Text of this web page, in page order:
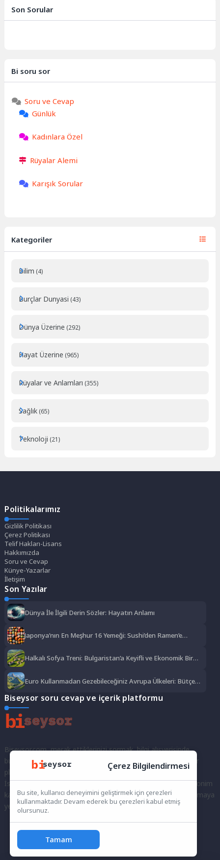
bir dille...
Son Sorular
Bi soru sor
Soru ve Cevap
Günlük
Kadınlara Özel
Rüyalar Alemi
Karışık Sorular
Kategoriler
Bilim (4)
Burçlar Dunyasi (43)
Dünya Üzerine (292)
Hayat Üzerine (965)
Rüyalar ve Anlamları (355)
Sağlık (65)
Teknoloji (21)
Politikalarımız
Gizlilik Politikası
Çerez Politikası
Telif Hakları-Lisans
Hakkımızda
Soru ve Cevap
Künye-Yazarlar
İletişim
Son Yazılar
Dünya İle İlgili Derin Sözler: Hayatın Anlamı
Japonya’nın En Meşhur 16 Yemeği: Sushi’den Ramen’e
Halkalı Sofya Treni: Bulgaristan’a Keyifli ve Ekonomik Bir
Euro Kullanmadan Gezebileceğiniz Avrupa Ülkeleri: Bütçe
Biseysor soru cevap ve içerik platformu
Biseysor.com, merak ettiklerinizi sormak, bilgi alışverişinde
bulunmak ve fikirlerinizi paylaşmak için bir araya geldiğimiz bir
platformdur.
İster kayıtlı bir kullanıcı olarak topluluğumuza katılın, ister anonim
kalarak sorularınızı yöneltin; burada her türlü soruya ve tartışmaya
yer var. Bilgiyi keşfetmek ve paylaşmak için bize katılın!
Çerez Bilgilendirmesi
Bu site, kullanıcı deneyimini geliştirmek için çerezleri
kullanmaktadır. Devam ederek bu çerezleri kabul etmiş
olursunuz.
Tamam